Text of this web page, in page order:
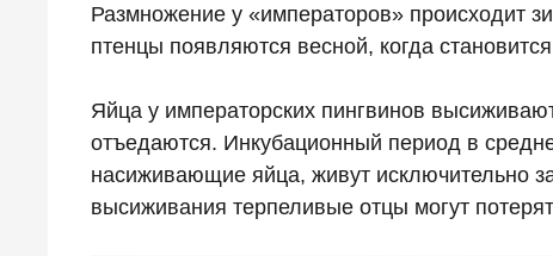
Размножение у «императоров» происходит
птенцы появляются весной, когда
Яйца у императорских пингвинов
отъедаются. Инкубационный период в
насиживающие яйца, живут исключительно
высиживания терпеливые отцы могут